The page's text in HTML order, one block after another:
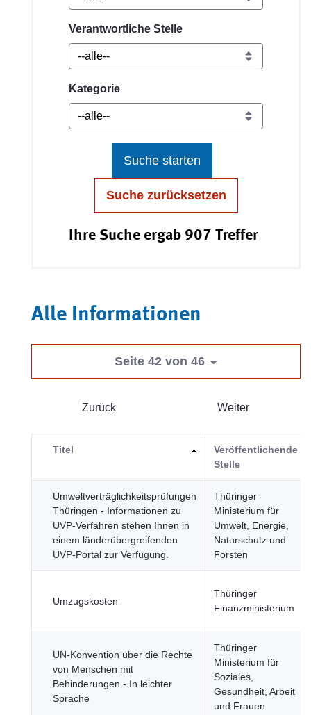
Verantwortliche Stelle
Kategorie
Suche starten
Suche zurücksetzen
Ihre Suche ergab 907 Treffer
Alle Informationen
Seite 42 von 46
Zurück Weiter
Titel
Veröffentlichende
Stelle
Umweltverträglichkeitsprüfungen
Thüringen - Informationen zu
UVP-Verfahren stehen Ihnen in
einem länderübergreifenden
UVP-Portal zur Verfügung.
Thüringer
Ministerium für
Umwelt, Energie,
Naturschutz und
Forsten
Umzugskosten
Thüringer
Finanzministerium
UN-Konvention über die Rechte
von Menschen mit
Behinderungen - In leichter
Sprache
Thüringer
Ministerium für
Soziales,
Gesundheit, Arbeit
und Frauen